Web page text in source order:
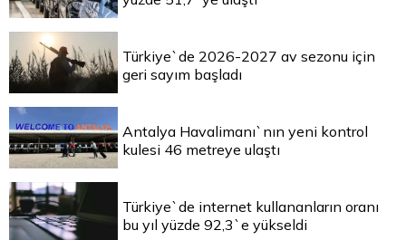
Türkiye`de 2026-2027 av sezonu için
geri sayım başladı
Antalya Havalimanı`nın yeni kontrol
kulesi 46 metreye ulaştı
Türkiye`de internet kullananların oranı
bu yıl yüzde 92,3`e yükseldi